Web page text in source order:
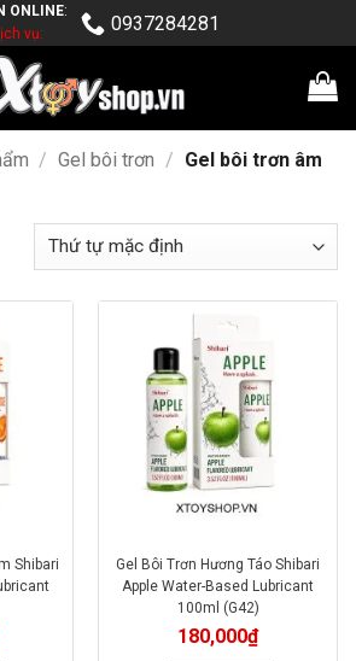
ONLINE:
vụ:
0937284281
/ Gel bôi trơn / Gel bôi trơn âm
Shibari
Gel Bôi Trơn Hương Táo Shibari
Apple Water-Based Lubricant
100ml (G42)
180,000₫